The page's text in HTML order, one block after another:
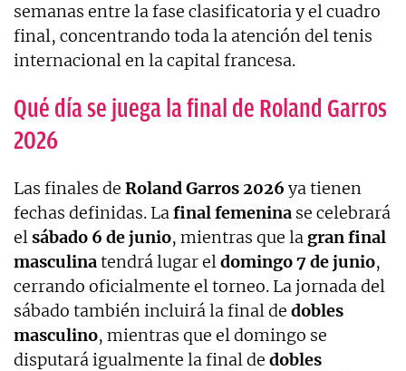
semanas entre la fase clasificatoria y el cuadro
final, concentrando toda la atención del tenis
internacional en la capital francesa.
Qué día se juega la final de Roland Garros
2026
Las finales de Roland Garros 2026 ya tienen
fechas definidas. Lafinalfemenina se celebrará
elsábado 6 de junio, mientras que la gran final
masculinatendrá lugar eldomingo 7 de junio,
cerrando oficialmente el torneo. La jornada del
sábado también incluirá la final de dobles
masculino, mientras que el domingo se
disputará igualmente la final de dobles